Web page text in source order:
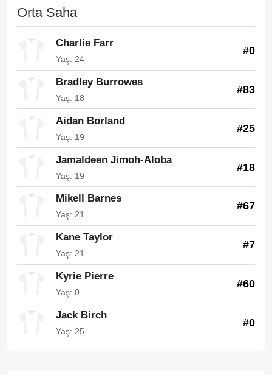
Orta Saha
Charlie Farr
Yaş: 24
#0
Bradley Burrowes
Yaş: 18
#83
Aidan Borland
Yaş: 19
#25
Jamaldeen Jimoh-Aloba
Yaş: 19
#18
Mikell Barnes
Yaş: 21
#67
Kane Taylor
Yaş: 21
#7
Kyrie Pierre
Yaş: 0
#60
Jack Birch
Yaş: 25
#0